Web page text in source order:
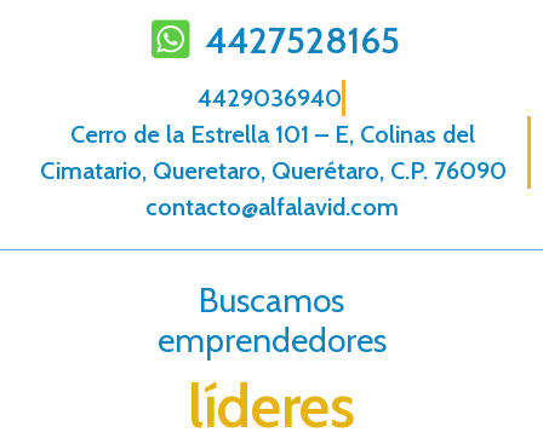
4427528165
4429036940
Cerro de la Estrella 101 – E, Colinas del
Cimatario, Queretaro, Querétaro, C.P. 76090
contacto@alfalavid.com
Buscamos
emprendedores
líderes